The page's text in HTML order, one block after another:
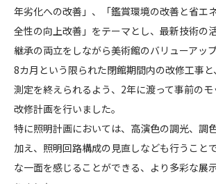
コンプライアンスポリシー プライバシーポリシー ご
年劣化への改善」、「鑑賞環境の改善と省エ
全性の向上改善」をテーマとし、最新技術の
継承の両立をしながら美術館のバリューアッ
8カ月という限られた閉館期間内の改修工事
測定を終えられるよう、2年に渡って事前の
改修計画を行いました。
特に照明計画においては、高演色の調光、調
加え、照明回路構成の見直しなども行うこと
な一面を感じることができる、より多彩な展